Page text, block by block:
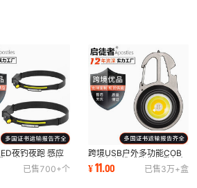
夜钓夜跑 感应
双光源充电户外
头戴灯已售700+个
跨境USB户外多功能COB
工作灯便携式迷你钥匙扣灯
应急手电筒露营灯
¥11.00 已售3万+盒